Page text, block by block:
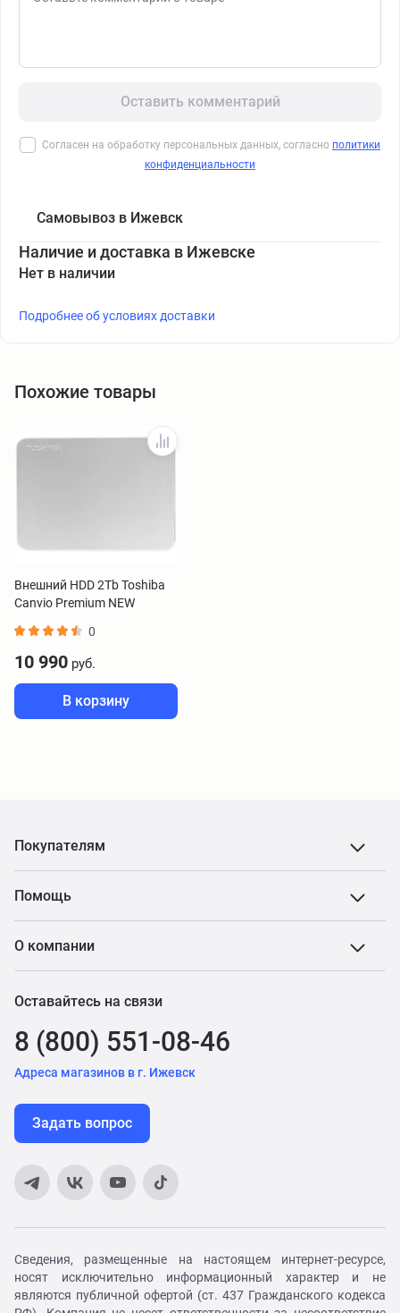
Оставить комментарий
Согласен на обработку персональных данных, согласно политики
конфиденциальности
Самовывоз в Ижевск
Наличие и доставка в Ижевске
Нет в наличии
Подробнее об условиях доставки
Похожие товары
Внешний HDD 2Tb Toshiba
Canvio Premium NEW
HDTW220ES3AA
0
10 990 руб.
В корзину
Покупателям
Помощь
О компании
Оставайтесь на связи
8 (800) 551-08-46
Адреса магазинов в г. Ижевск
Задать вопрос
Сведения, размещенные на настоящем интернет-ресурсе,
носят исключительно информационный характер и не
являются публичной офертой (ст. 437 Гражданского кодекса